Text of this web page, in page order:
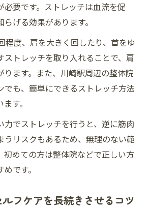
必要です。ストレッチは血流を促
げる効果があります。
程度、肩を大きく回したり、首をゆ
ストレッチを取り入れることで、肩
ります。また、川崎駅周辺の整体院
でも、簡単にできるストレッチ方法
す。
力でストレッチを行うと、逆に筋肉
うリスクもあるため、無理のない範
初めての方は整体院などで正しい方
です。
フケアを長続きさせるコツ